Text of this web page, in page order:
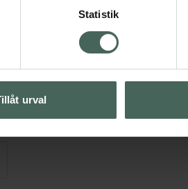
Statistik
urval